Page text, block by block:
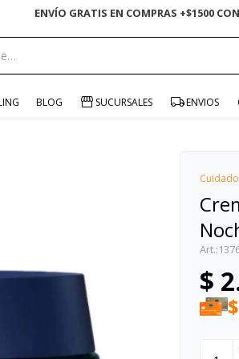
ENVÍO GRATIS EN COMPRAS +$1500
BLOG SUCURSALES ENVIOS
$
$